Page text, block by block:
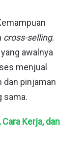
cross-selling.
awalnya
menjual
dan pinjaman
sama.
Kerja, dan